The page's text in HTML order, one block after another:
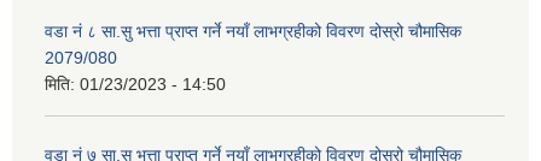
वडा नं ८ सा.सु भत्ता प्राप्त गर्ने नयाँ लाभग्रहीको विवरण दोस्रो चौमासिक
2079/080
मिति: 01/23/2023 - 14:50
वडा नं ७ सा.सु भत्ता प्राप्त गर्ने नयाँ लाभग्रहीको विवरण दोस्रो चौमासिक